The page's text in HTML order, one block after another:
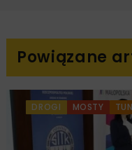
Powiązane
DROGI MOSTY